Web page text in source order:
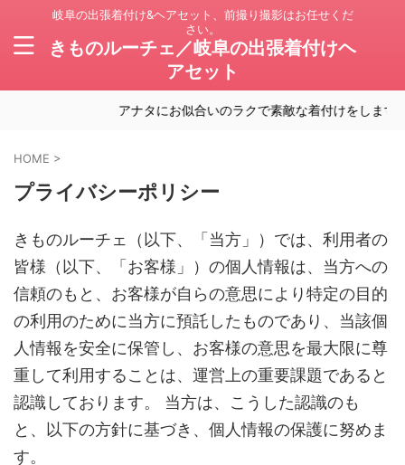
岐阜の出張着付け&ヘアセット、前撮り撮影はお任せくだ
さい。
きものルーチェ／岐阜の出張着付けヘ
アセット
アナタにお似合いのラクで素敵な着付けをします。
HOME >
プライバシーポリシー
きものルーチェ（以下、「当方」）では、利用者の
皆様（以下、「お客様」）の個人情報は、当方への
信頼のもと、お客様が自らの意思により特定の目的
の利用のために当方に預託したものであり、当該個
人情報を安全に保管し、お客様の意思を最大限に尊
重して利用することは、運営上の重要課題であると
認識しております。 当方は、こうした認識のも
と、以下の方針に基づき、個人情報の保護に努めま
す。